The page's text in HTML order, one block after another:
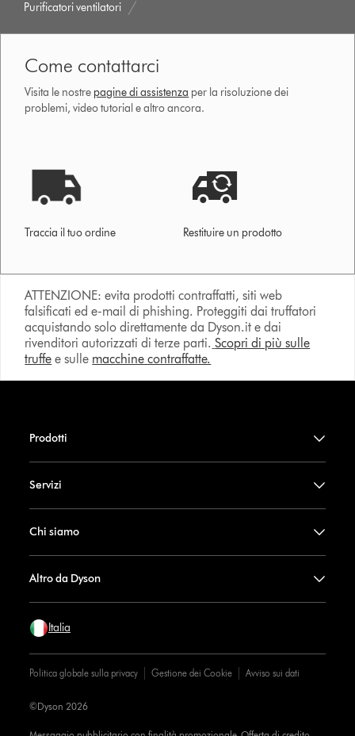
Purificatori ventilatori
Come contattarci
Visita le nostre pagine di assistenza per la risoluzione dei
problemi, video tutorial e altro ancora.
Traccia il tuo ordine Restituire un prodotto
ATTENZIONE: evita prodotti contraffatti, siti web
falsificati ed e-mail di phishing. Proteggiti dai truffatori
acquistando solo direttamente da Dyson.it e dai
rivenditori autorizzati di terze parti. Scopri di più sulle
truffe e sulle macchine contraffatte.
Prodotti
Servizi
Chi siamo
Altro da Dyson
Italia
Politica globale sulla privacy Gestione dei Cookie Avviso sui dati
©Dyson 2026